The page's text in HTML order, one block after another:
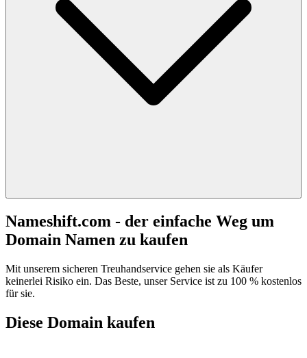
Nameshift.com - der einfache Weg um
Domain Namen zu kaufen
Mit unserem sicheren Treuhandservice gehen sie als Käufer
keinerlei Risiko ein. Das Beste, unser Service ist zu 100 % kostenlos
für sie.
Diese Domain kaufen